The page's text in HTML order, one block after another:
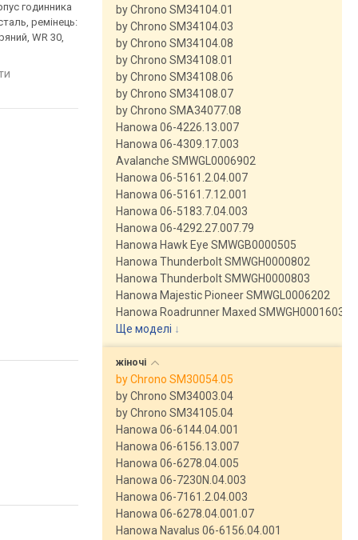
годинника
ремінець:
WR 30,
кварцові, корпус годинника
нержавіюча сталь, ремінець:
ремінець шкіряний, WR 50,
США
порівняти
by Chrono SM34104.01
by Chrono SM34104.03
by Chrono SM34104.08
by Chrono SM34108.01
by Chrono SM34108.06
by Chrono SM34108.07
by Chrono SMA34077.08
Hanowa 06-4226.13.007
Hanowa 06-4309.17.003
Avalanche SMWGL0006902
Hanowa 06-5161.2.04.007
Hanowa 06-5161.7.12.001
Hanowa 06-5183.7.04.003
Hanowa 06-4292.27.007.79
Hanowa Hawk Eye SMWGB0000505
Hanowa Thunderbolt SMWGH0000802
Hanowa Thunderbolt SMWGH0000803
Hanowa Majestic Pioneer SMWGL0006202
Hanowa Roadrunner Maxed SMWGH0001603
Ще моделі ↓
жіночі
by Chrono SM30054.05
by Chrono SM34003.04
by Chrono SM34105.04
Hanowa 06-6144.04.001
Hanowa 06-6156.13.007
Hanowa 06-6278.04.005
Hanowa 06-7230N.04.003
Hanowa 06-7161.2.04.003
Hanowa 06-6278.04.001.07
Hanowa Navalus 06-6156.04.001